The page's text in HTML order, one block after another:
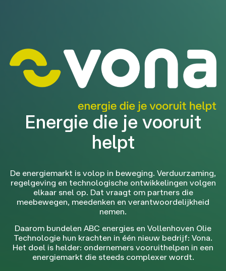
Energie die je vooruit
helpt
De energiemarkt is volop in beweging. Verduurzaming,
regelgeving en technologische ontwikkelingen volgen
elkaar snel op. Dat vraagt om partners die
meebewegen, meedenken en verantwoordelijkheid
nemen.
Daarom bundelen ABC energies en Vollenhoven Olie
Technologie hun krachten in één nieuw bedrijf: Vona.
Het doel is helder: ondernemers vooruithelpen in een
energiemarkt die steeds complexer wordt.